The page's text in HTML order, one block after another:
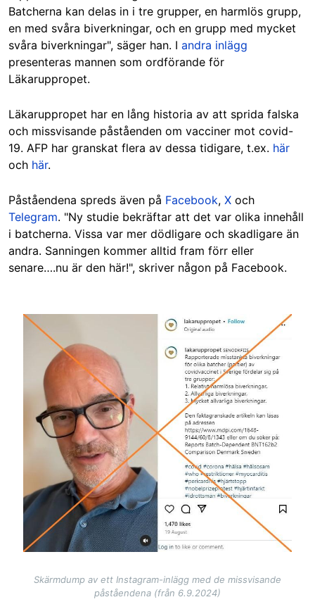
Batcherna kan delas in i tre grupper, en harmlös grupp,
en med svåra biverkningar, och en grupp med mycket
svåra biverkningar", säger han. I andra inlägg
presenteras mannen som ordförande för
Läkaruppropet.
Läkaruppropet har en lång historia av att sprida falska
och missvisande påståenden om vacciner mot covid-
19. AFP har granskat flera av dessa tidigare, t.ex. här
och här.
Påståendena spreds även på Facebook, X och
Telegram. "Ny studie bekräftar att det var olika innehåll
i batcherna. Vissa var mer dödligare och skadligare än
andra. Sanningen kommer alltid fram förr eller
senare….nu är den här!", skriver någon på Facebook.
Image
Skärmdump av ett Instagram-inlägg med de missvisande
påståendena (från 6.9.2024)